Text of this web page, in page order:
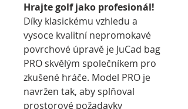
Hrajte golf jako profesionál!
Díky klasickému vzhledu a
vysoce kvalitní nepromokavé
povrchové úpravě je JuCad bag
PRO skvělým společníkem pro
zkušené hráče. Model PRO je
navržen tak, aby splňoval
prostorové požadavky